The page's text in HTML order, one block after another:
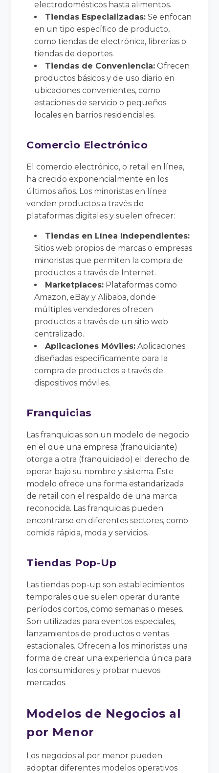
electrodomésticos hasta alimentos.
Tiendas Especializadas: Se enfocan
en un tipo específico de producto,
como tiendas de electrónica, librerías o
tiendas de deportes.
Tiendas de Conveniencia: Ofrecen
productos básicos y de uso diario en
ubicaciones convenientes, como
estaciones de servicio o pequeños
locales en barrios residenciales.
Comercio Electrónico
El comercio electrónico, o retail en línea,
ha crecido exponencialmente en los
últimos años. Los minoristas en línea
venden productos a través de
plataformas digitales y suelen ofrecer:
Tiendas en Línea Independientes:
Sitios web propios de marcas o empresas
minoristas que permiten la compra de
productos a través de Internet.
Marketplaces: Plataformas como
Amazon, eBay y Alibaba, donde
múltiples vendedores ofrecen
productos a través de un sitio web
centralizado.
Aplicaciones Móviles: Aplicaciones
diseñadas específicamente para la
compra de productos a través de
dispositivos móviles.
Franquicias
Las franquicias son un modelo de negocio
en el que una empresa (franquiciante)
otorga a otra (franquiciado) el derecho de
operar bajo su nombre y sistema. Este
modelo ofrece una forma estandarizada
de retail con el respaldo de una marca
reconocida. Las franquicias pueden
encontrarse en diferentes sectores, como
comida rápida, moda y servicios.
Tiendas Pop-Up
Las tiendas pop-up son establecimientos
temporales que suelen operar durante
períodos cortos, como semanas o meses.
Son utilizadas para eventos especiales,
lanzamientos de productos o ventas
estacionales. Ofrecen a los minoristas una
forma de crear una experiencia única para
los consumidores y probar nuevos
mercados.
Modelos de Negocios al
por Menor
Los negocios al por menor pueden
adoptar diferentes modelos operativos